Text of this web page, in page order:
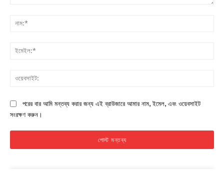
পরের বার আমি মন্তব্য করার জন্য এই ব্রাউজারে আমার নাম, ইমেল, এবং ওয়েবসাইট
সংরক্ষণ করুন।